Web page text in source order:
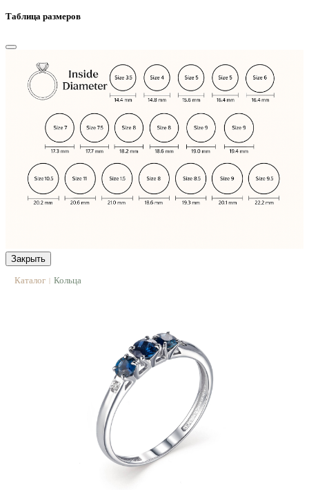
Таблица размеров
Закрыть
Каталог | Кольца